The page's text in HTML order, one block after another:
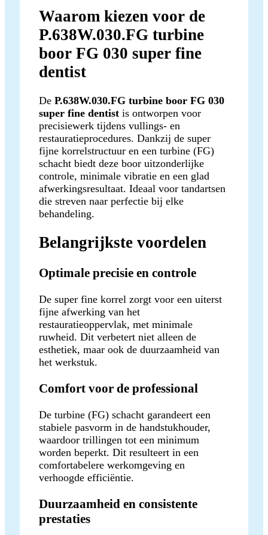
Waarom kiezen voor de
P.638W.030.FG turbine
boor FG 030 super fine
dentist
De P.638W.030.FG turbine boor FG 030
super fine dentist is ontworpen voor
precisiewerk tijdens vullings- en
restauratieprocedures. Dankzij de super
fijne korrelstructuur en een turbine (FG)
schacht biedt deze boor uitzonderlijke
controle, minimale vibratie en een glad
afwerkingsresultaat. Ideaal voor tandartsen
die streven naar perfectie bij elke
behandeling.
Belangrijkste voordelen
Optimale precisie en controle
De super fine korrel zorgt voor een uiterst
fijne afwerking van het
restauratieoppervlak, met minimale
ruwheid. Dit verbetert niet alleen de
esthetiek, maar ook de duurzaamheid van
het werkstuk.
Comfort voor de professional
De turbine (FG) schacht garandeert een
stabiele pasvorm in de handstukhouder,
waardoor trillingen tot een minimum
worden beperkt. Dit resulteert in een
comfortabelere werkomgeving en
verhoogde efficiëntie.
Duurzaamheid en consistente
prestaties